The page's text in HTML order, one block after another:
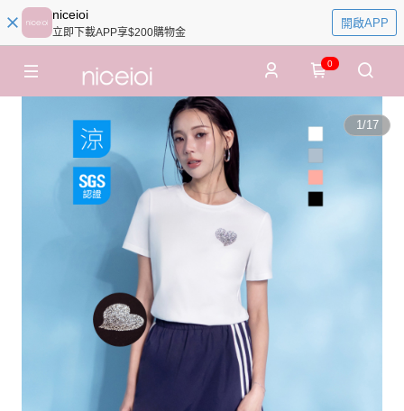
niceioi
立即下載APP享$200購物金
開啟APP
0
1/17